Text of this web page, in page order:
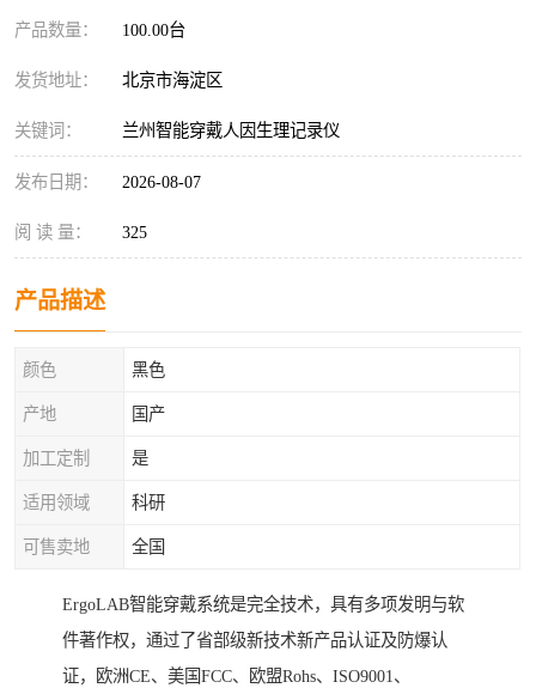
产品数量： 100.00台
发货地址： 北京市海淀区
关键词： 兰州智能穿戴人因生理记录仪
发布日期： 2026-08-07
阅 读 量： 325
产品描述
颜色 黑色
产地 国产
加工定制 是
适用领域 科研
可售卖地 全国
ErgoLAB智能穿戴系统是完全技术，具有多项发明与软
件著作权，通过了省部级新技术新产品认证及防爆认
证，欧洲CE、美国FCC、欧盟Rohs、ISO9001、